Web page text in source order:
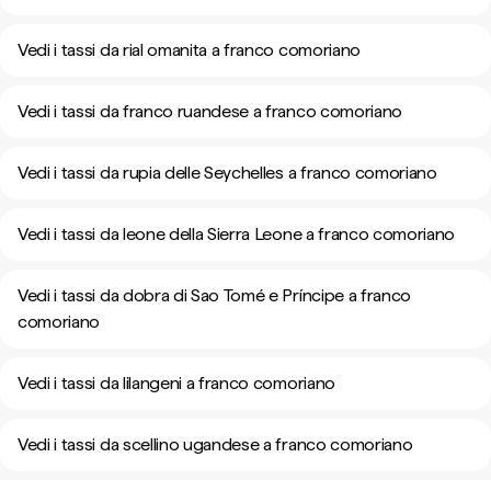
Vedi i tassi da rial omanita a franco comoriano
Vedi i tassi da franco ruandese a franco comoriano
Vedi i tassi da rupia delle Seychelles a franco comoriano
Vedi i tassi da leone della Sierra Leone a franco comoriano
Vedi i tassi da dobra di Sao Tomé e Príncipe a franco
comoriano
Vedi i tassi da lilangeni a franco comoriano
Vedi i tassi da scellino ugandese a franco comoriano